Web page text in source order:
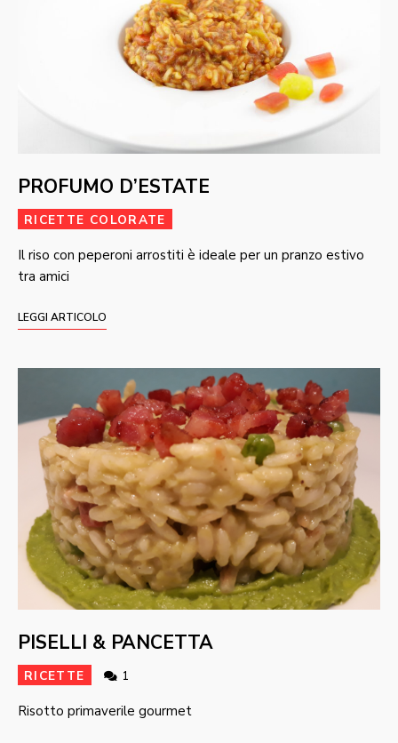
PROFUMO D’ESTATE
RICETTE COLORATE
Il riso con peperoni arrostiti è ideale per un pranzo estivo
tra amici
LEGGI ARTICOLO
PISELLI & PANCETTA
RICETTE 1
Risotto primaverile gourmet